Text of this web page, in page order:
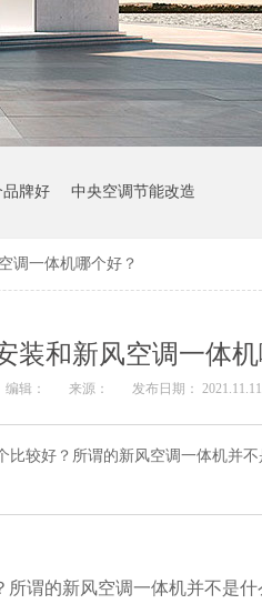
牌好 中央空调节能改造
调一体机哪个好？
装和新风空调一体机
编辑： 来源： 发布日期： 2021.11.11
比较好？所谓的新风空调一体机并
谓的新风空调一体机并不是